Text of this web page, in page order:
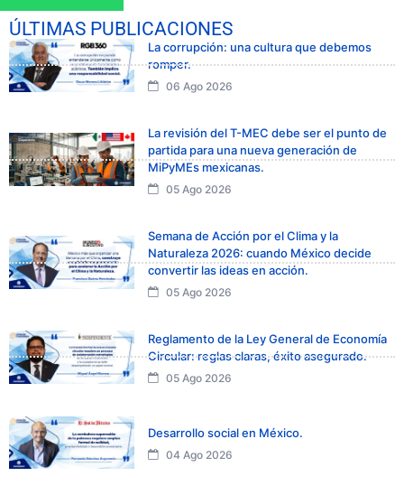
ÚLTIMAS PUBLICACIONES
La corrupción: una cultura que debemos
romper.
06 Ago 2026
La revisión del T-MEC debe ser el punto de
partida para una nueva generación de
MiPyMEs mexicanas.
05 Ago 2026
Semana de Acción por el Clima y la
Naturaleza 2026: cuando México decide
convertir las ideas en acción.
05 Ago 2026
Reglamento de la Ley General de Economía
Circular: reglas claras, éxito asegurado.
05 Ago 2026
Desarrollo social en México.
04 Ago 2026